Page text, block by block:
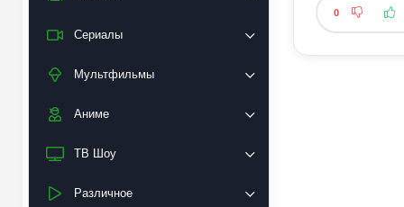
Сериалы
Мультфильмы
Аниме
ТВ Шоу
Различное
0